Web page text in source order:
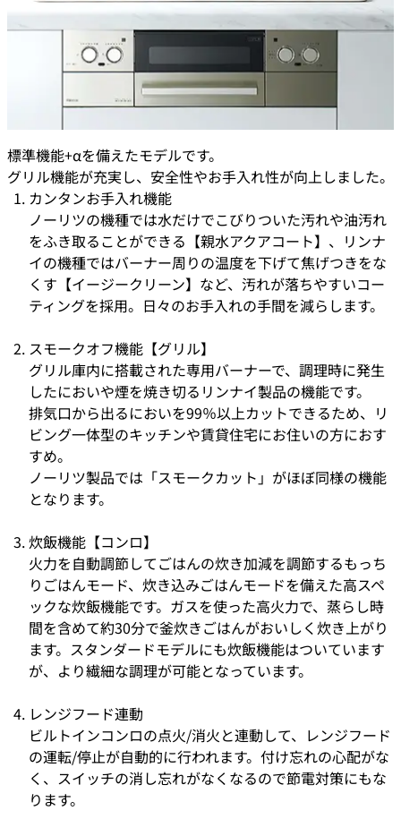
標準機能+αを備えたモデルです。
グリル機能が充実し、安全性やお手入れ性が向上しました。
カンタンお手入れ機能
ノーリツの機種では水だけでこびりついた汚れや油汚れ
をふき取ることができる【親水アクアコート】、リンナ
イの機種ではバーナー周りの温度を下げて焦げつきをな
くす【イージークリーン】など、汚れが落ちやすいコー
ティングを採用。日々のお手入れの手間を減らします。
スモークオフ機能【グリル】
グリル庫内に搭載された専用バーナーで、調理時に発生
したにおいや煙を焼き切るリンナイ製品の機能です。
排気口から出るにおいを99％以上カットできるため、リ
ビング一体型のキッチンや賃貸住宅にお住いの方におす
すめ。
ノーリツ製品では「スモークカット」がほぼ同様の機能
となります。
炊飯機能【コンロ】
火力を自動調節してごはんの炊き加減を調節するもっち
りごはんモード、炊き込みごはんモードを備えた高スペ
ックな炊飯機能です。ガスを使った高火力で、蒸らし時
間を含めて約30分で釜炊きごはんがおいしく炊き上がり
ます。スタンダードモデルにも炊飯機能はついています
が、より繊細な調理が可能となっています。
レンジフード連動
ビルトインコンロの点火/消火と連動して、レンジフード
の運転/停止が自動的に行われます。付け忘れの心配がな
く、スイッチの消し忘れがなくなるので節電対策にもな
ります。